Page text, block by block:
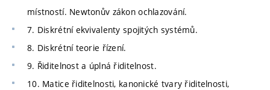
místností. Newtonův zákon ochlazování.
7. Diskrétní ekvivalenty spojitých systémů.
8. Diskrétní teorie řízení.
9. Řiditelnost a úplná řiditelnost.
10. Matice řiditelnosti, kanonické tvary řiditelnosti,